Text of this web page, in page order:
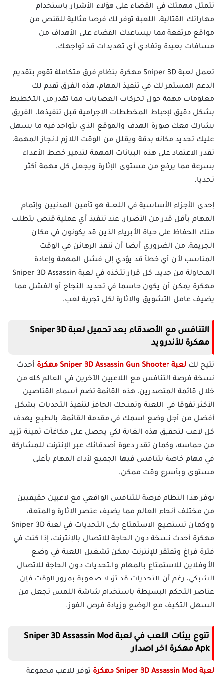
تتمثل مهمتك في القضاء على هؤلاء الأشرار باستخدام
مهاراتك القتالية، اللعبة توفر لك فرصا مثالية للقنص من
مواقع مرتفعة مما بيساعدك القضاء على الأهداف من
مسافات بعيدة وتفادي أي تهديدات قد تواجهك.
تعمل لعبة Sniper 3D مهكرة بنظام فرق متكاملة تقوم بتقديم
الدعم المستمر لك في تنفيذ المهام، هذه الفرق تقدم لك
معلومات مهمة حول تحركات العصابات مما تقدر من التخطيط
بشكل دقيق لإحباط المخططات الإجرامية قبل تنفيذها، الفريق
يشارك معك صورة الهدف والموقع الذي يتواجد فيه ما يسهل
عليك تحديد مكانه بدقة ويقلل من الوقت اللازم لإنجاز المهمة،
تقدر الاعتماد على هذه البيانات المهمة لتدمير خطط الأعداء
بسرعة مما يرفع من مستوى الإثارة ويجعل كل مهمة أكثر
تحديا.
إحدى الأجزاء الأساسية في اللعبة هو تأمين المدنيين وإتمام
المهام بأقل قدر من الأضرار، عند تنفيذ أي عملية قنص يتطلب
منك الحفاظ على حياة الأبرياء الذين قد يكونون في مكان
الجريمة، من الضروري أيضا أن تنقذ الرهائن في الوقت
المناسب لأن أي خطأ قد يؤدي إلى فشل المهمة وإعادة
المحاولة من جديد، كل قرار تتخذه في لعبة Sniper 3D Assassin
مهكرة يمكن أن يكون حاسما في تحديد النجاح أو الفشل مما
يضيف عامل التشويق والإثارة لكل تجربة لعب.
التنافس مع الأصدقاء بعد تحميل لعبة Sniper 3D
مهكرة للأندرويد
تتيح لك لعبة Sniper 3D Assassin Gun Shooter مهكرة
أحدث
نسخة فرصة التنافس مع اللاعبين الآخرين في العالم كله من
خلال قائمة المتصدرين، هذه القائمة تضم أسماء القناصين
الأكثر تفوقا في اللعبة وتمنحك الحافز لتنفيذ التحديات بشكل
أفضل من أجل وضع اسمك في مقدمة القائمة، بالطبع يهدف
كل لاعب لتحقيق هذه الغاية لكي يحصل على مكافآت ثمينة تزيد
من حماسه، وكمان تقدر دعوة أصدقائك عبر الإنترنت للمشاركة
في مهام خاصة يتنافس فيها الجميع لأداء المهام بأعلى
مستوى وبأسرع وقت ممكن.
يوفر هذا النظام فرصة للتنافس الواقعي مع لاعبين حقيقيين
من مختلف أنحاء العالم مما يضيف عنصر الإثارة والمتعة،
ووكمان تستطيع الاستمتاع بكل التحديات في لعبة Sniper 3D
مهكرة أحدث نسخة دون الحاجة للاتصال بالإنترنت، إذا كنت في
فترة فراغ وتفتقر للإنترنت يمكن تشغيل اللعبة في وضع
الأوفلاين للاستمتاع بالمهام والتحديات دون الحاجة للاتصال
الشبكي، رغم أن التحديات قد تزداد صعوبة بمرور الوقت فإن
عناصر التحكم البسيطة باستخدام شاشة اللمس تجعل من
السهل التكيف مع الوضع وزيادة فرص الفوز.
تنوع بيئات اللعب في لعبة Sniper 3D Assassin Mod
Apk مهكرة اخر اصدار
لعبة Sniper 3D Assassin Mod مهكرة
توفر للاعب مجموعة